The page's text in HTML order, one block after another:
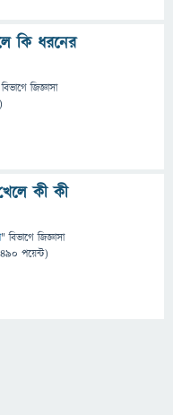
কি ধরনের
জিজ্ঞাসা
কী কী
" বিভাগে জিজ্ঞাসা
পয়েন্ট)